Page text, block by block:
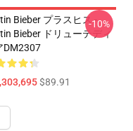
Bieber プラスヒス -
Bieber ドリューテディ
DM2307
$89.91
-10%